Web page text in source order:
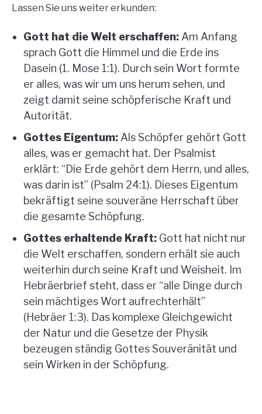
Lassen Sie uns weiter erkunden:
Gott hat die Welt erschaffen: Am Anfang
sprach Gott die Himmel und die Erde ins
Dasein (1. Mose 1:1). Durch sein Wort formte
er alles, was wir um uns herum sehen, und
zeigt damit seine schöpferische Kraft und
Autorität.
Gottes Eigentum: Als Schöpfer gehört Gott
alles, was er gemacht hat. Der Psalmist
erklärt: “Die Erde gehört dem Herrn, und alles,
was darin ist” (Psalm 24:1). Dieses Eigentum
bekräftigt seine souveräne Herrschaft über
die gesamte Schöpfung.
Gottes erhaltende Kraft: Gott hat nicht nur
die Welt erschaffen, sondern erhält sie auch
weiterhin durch seine Kraft und Weisheit. Im
Hebräerbrief steht, dass er “alle Dinge durch
sein mächtiges Wort aufrechterhält”
(Hebräer 1:3). Das komplexe Gleichgewicht
der Natur und die Gesetze der Physik
bezeugen ständig Gottes Souveränität und
sein Wirken in der Schöpfung.